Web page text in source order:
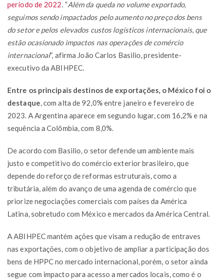
período de 2022 . “Além da queda no volume exportado,
seguimos sendo impactados pelo aumento no preço dos bens
do setor e pelos elevados custos logísticos internacionais, que
estão ocasionado impactos nas operações de comércio
internacional”, afirma João Carlos Basilio, presidente-
executivo da ABIHPEC.
Entre os principais destinos de exportações, o México foi o
destaque , com alta de 92,0% entre janeiro e fevereiro de
2023. A Argentina aparece em segundo lugar, com 16,2% e na
sequência a Colômbia, com 8,0%.
De acordo com Basilio, o setor defende um ambiente mais
justo e competitivo do comércio exterior brasileiro, que
depende do reforço de reformas estruturais, como a
tributária, além do avanço de uma agenda de comércio que
priorize negociações comerciais com países da América
Latina, sobretudo com México e mercados da América Central.
A ABIHPEC mantém ações que visam a redução de entraves
nas exportações, com o objetivo de ampliar a participação dos
bens de HPPC no mercado internacional, porém, o setor ainda
segue com impacto para acesso a mercados locais, como é o